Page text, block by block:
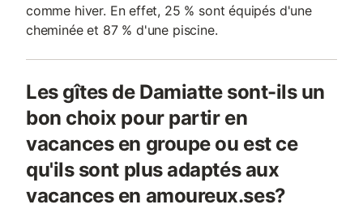
comme hiver. En effet, 25 % sont équipés d'une
cheminée et 87 % d'une piscine.
Les gîtes de Damiatte sont-ils un
bon choix pour partir en
vacances en groupe ou est ce
qu'ils sont plus adaptés aux
vacances en amoureux.ses?